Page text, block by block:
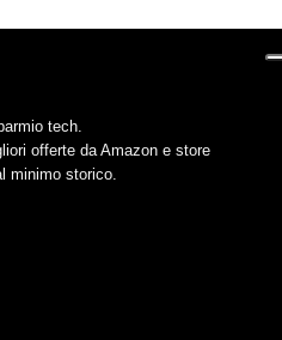
tech.
offerte da Amazon e store
minimo storico.